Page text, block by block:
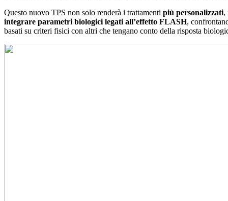
Questo nuovo TPS non solo renderà i trattamenti più personalizzati,
integrare parametri biologici legati all’effetto FLASH,
basati su criteri fisici con altri che tengano conto della risposta